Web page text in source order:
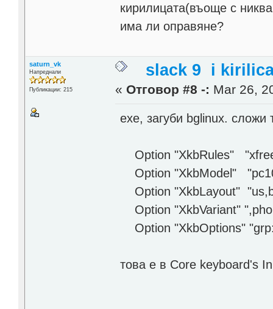
кирилицата(въоще с
има ли оправяне?
saturn_vk
Напреднали
Публикации: 215
slack 9 i
« Отговор #8 -: Mar 26,
exe, загуби bglinux.
Option "XkbRules"
Option "XkbModel"
Option "XkbLayout"
Option "XkbVariant"
Option "XkbOptions"
това е в Core keyboard's